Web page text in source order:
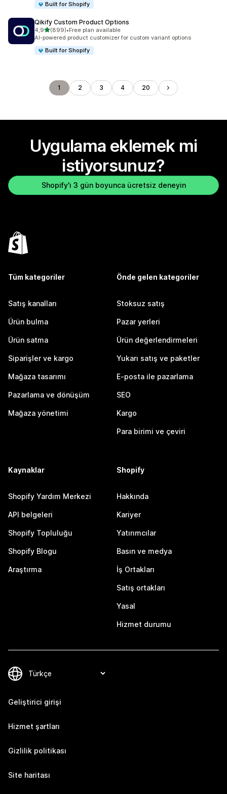
Built for Shopify
Qikify Custom Product Options
4,95 yıldız üzerinden
(899)
toplam 899 değerlendirme
•Free plan available
AI-powered product customizer for custom variant options
Built for Shopify
1 2 3 4 20
Uygulama eklemek mi
istiyorsunuz?
Shopify'ı 3 gün boyunca ücretsiz deneyin
Tüm kategoriler
Satış kanalları
Ürün bulma
Ürün satma
Siparişler ve kargo
Mağaza tasarımı
Pazarlama ve dönüşüm
Mağaza yönetimi
Önde gelen kategoriler
Stoksuz satış
Pazar yerleri
Ürün değerlendirmeleri
Yukarı satış ve paketler
E-posta ile pazarlama
SEO
Kargo
Para birimi ve çeviri
Kaynaklar
Shopify Yardım Merkezi
API belgeleri
Shopify Topluluğu
Shopify Blogu
Araştırma
Shopify
Hakkında
Kariyer
Yatırımcılar
Basın ve medya
İş Ortakları
Satış ortakları
Yasal
Hizmet durumu
Geliştirici girişi
Hizmet şartları
Gizlilik politikası
Site haritası